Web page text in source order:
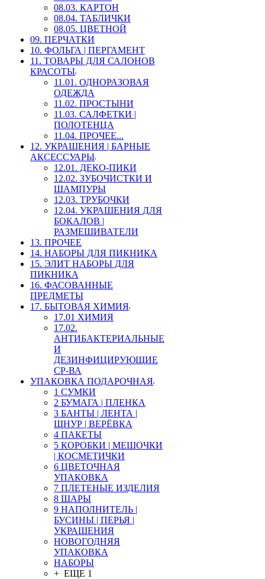
08.03. КАРТОН
08.04. ТАБЛИЧКИ
08.05. ЦВЕТНОЙ
09. ПЕРЧАТКИ
10. ФОЛЬГА | ПЕРГАМЕНТ
11. ТОВАРЫ ДЛЯ САЛОНОВ
КРАСОТЫ
11.01. ОДНОРАЗОВАЯ
ОДЕЖДА
11.02. ПРОСТЫНИ
11.03. САЛФЕТКИ |
ПОЛОТЕНЦА
11.04. ПРОЧЕЕ...
12. УКРАШЕНИЯ | БАРНЫЕ
АКСЕССУАРЫ
12.01. ДЕКО-ПИКИ
12.02. ЗУБОЧИСТКИ И
ШАМПУРЫ
12.03. ТРУБОЧКИ
12.04. УКРАШЕНИЯ ДЛЯ
БОКАЛОВ |
РАЗМЕШИВАТЕЛИ
13. ПРОЧЕЕ
14. НАБОРЫ ДЛЯ ПИКНИКА
15. ЭЛИТ НАБОРЫ ДЛЯ
ПИКНИКА
16. ФАСОВАННЫЕ
ПРЕДМЕТЫ
17. БЫТОВАЯ ХИМИЯ
17.01 ХИМИЯ
17.02.
АНТИБАКТЕРИАЛЬНЫЕ
И
ДЕЗИНФИЦИРУЮЩИЕ
СР-ВА
УПАКОВКА ПОДАРОЧНАЯ
1 СУМКИ
2 БУМАГА | ПЛЕНКА
3 БАНТЫ | ЛЕНТА |
ШНУР | ВЕРЁВКА
4 ПАКЕТЫ
5 КОРОБКИ | МЕШОЧКИ
| КОСМЕТИЧКИ
6 ЦВЕТОЧНАЯ
УПАКОВКА
7 ПЛЕТЕНЫЕ ИЗДЕЛИЯ
8 ШАРЫ
9 НАПОЛНИТЕЛЬ |
БУСИНЫ | ПЕРЬЯ |
УКРАШЕНИЯ
НОВОГОДНЯЯ
УПАКОВКА
НАБОРЫ
+ ЕЩЕ 1